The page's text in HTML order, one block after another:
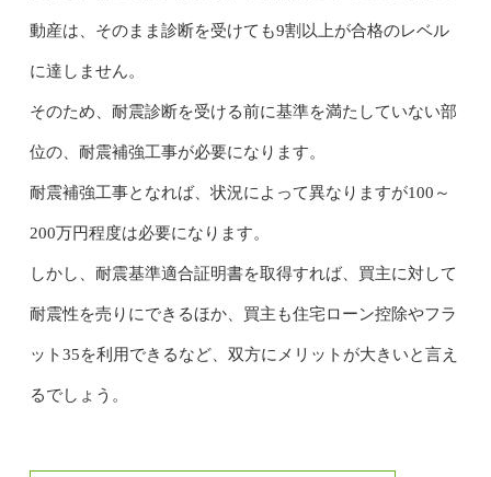
動産は、そのまま診断を受けても9割以上が合格のレベル
に達しません。
そのため、耐震診断を受ける前に基準を満たしていない部
位の、耐震補強工事が必要になります。
耐震補強工事となれば、状況によって異なりますが100～
200万円程度は必要になります。
しかし、耐震基準適合証明書を取得すれば、買主に対して
耐震性を売りにできるほか、買主も住宅ローン控除やフラ
ット35を利用できるなど、双方にメリットが大きいと言え
るでしょう。